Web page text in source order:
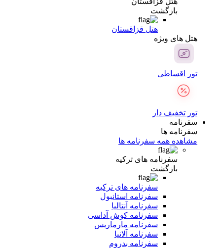
بازگشت
هتل قزاقستان
هتل های ویژه
تور اقساطی
تور تخفیف دار
سفرنامه
سفرنامه ها
مشاهده همه سفرنامه ها
سفرنامه های ترکیه
بازگشت
سفرنامه های ترکیه
سفرنامه استانبول
سفرنامه آنتالیا
سفرنامه کوش آداسی
سفرنامه مارماریس
سفرنامه آلانیا
سفرنامه بدروم